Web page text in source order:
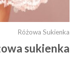
Różowa Sukienka
sukienka